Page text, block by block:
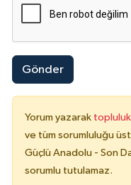
Gönder
Yorum yazarak topluluk
ve tüm sorumluluğu
Güçlü Anadolu - Son
sorumlu tutulamaz.